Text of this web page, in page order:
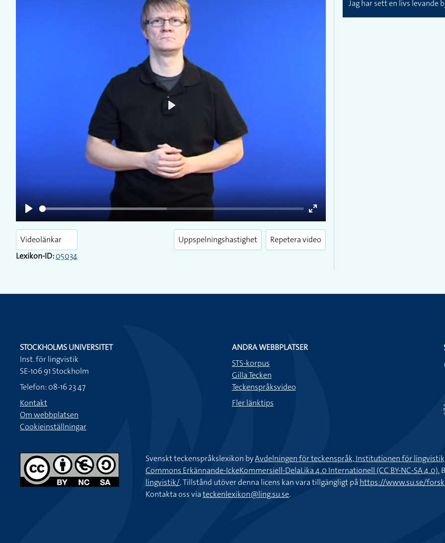
Play
Enter
fullscreen
Videolänkar
Lexikon-ID:05034
Uppspelningshastighet Repetera video
Jag har sett en livs levande
STOCKHOLMS UNIVERSITET
Inst. för lingvistik
SE-106 91 Stockholm
Telefon: 08-16 23 47
Kontakt
Om webbplatsen
Cookieinställningar
ANDRA WEBBPLATSER
STS-korpus
Gilla Tecken
Teckenspråksvideo
Fler länktips
Svenskt teckenspråkslexikon byAvdelningen för teckenspråk, Institutionen för
Commons Erkännande-IckeKommersiell-DelaLika 4.0 Internationell (CC BY-NC-SA 4.0).
lingvistik/. Tillstånd utöver denna licens kan vara tillgängligt på https://www.su.se/
Kontakta oss viateckenlexikon@ling.su.se.